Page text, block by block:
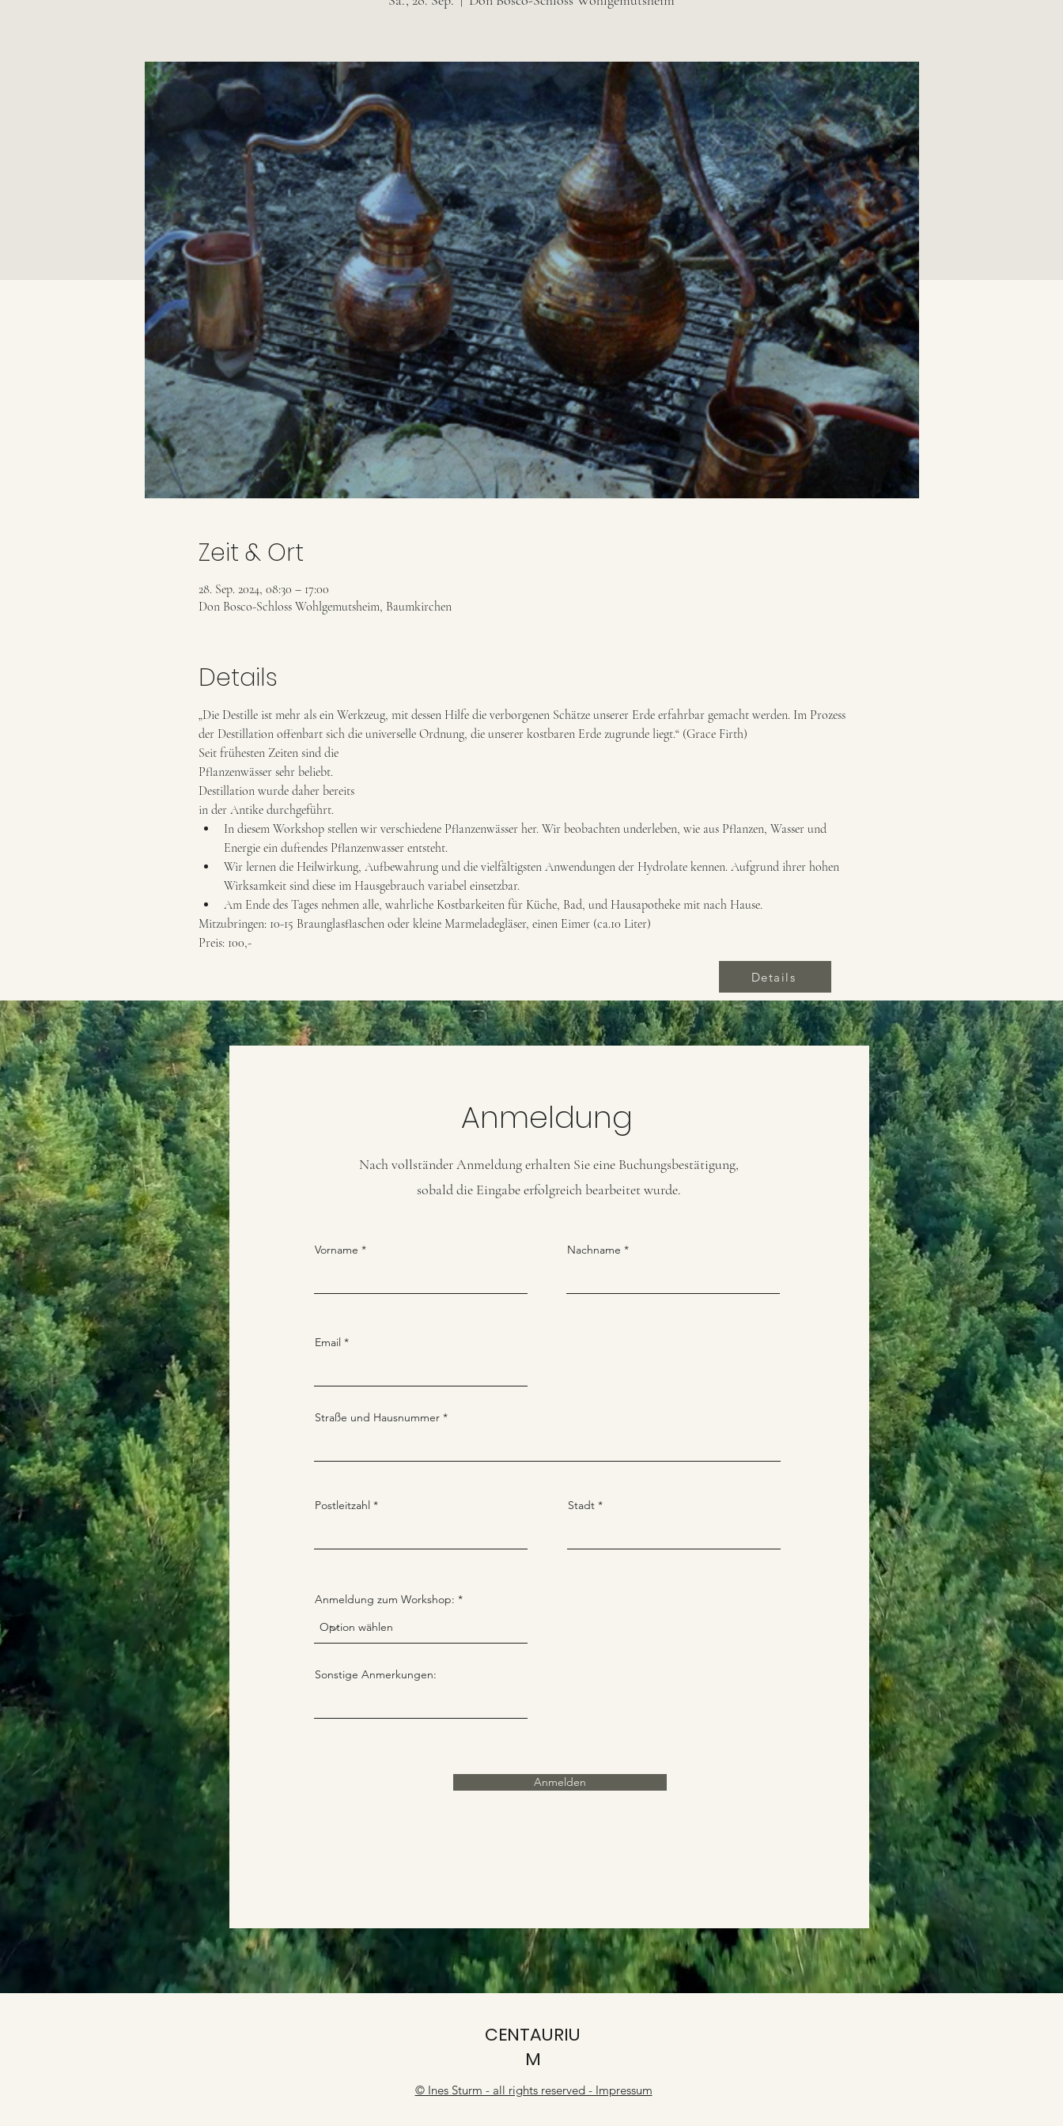
Zeit & Ort
28. Sep. 2024, 08:30 – 17:00
Don Bosco-Schloss Wohlgemutsheim, Baumkirchen
Details
„Die Destille ist mehr als ein Werkzeug, mit dessen Hilfe die verborgenen Schätze unserer Erde erfahrbar gemacht werden. Im Prozess
der Destillation offenbart sich die universelle Ordnung, die unserer kostbaren Erde zugrunde liegt.“ (Grace Firth)
Seit frühesten Zeiten sind die
Pflanzenwässer sehr beliebt.
Destillation wurde daher bereits
in der Antike durchgeführt.
In diesem Workshop stellen wir verschiedene Pflanzenwässer her. Wir beobachten underleben, wie aus Pflanzen, Wasser und
Energie ein duftendes Pflanzenwasser entsteht.
Wir lernen die Heilwirkung, Aufbewahrung und die vielfältigsten Anwendungen der Hydrolate kennen. Aufgrund ihrer hohen
Wirksamkeit sind diese im Hausgebrauch variabel einsetzbar.
Am Ende des Tages nehmen alle, wahrliche Kostbarkeiten für Küche, Bad, und Hausapotheke mit nach Hause.
Mitzubringen: 10-15 Braunglasflaschen oder kleine Marmeladegläser, einen Eimer (ca.10 Liter)
Preis: 100,-
Details
Anmeldung
Nach vollständer Anmeldung erhalten Sie eine Buchungsbestätigung,
sobald die Eingabe erfolgreich bearbeitet wurde.
Vorname Nachname
Email
Straße und Hausnummer
Postleitzahl Stadt
Anmeldung zum Workshop:
Sonstige Anmerkungen:
Anmelden
CENTAURIU
M
© Ines Sturm - all rights reserved - Impressum